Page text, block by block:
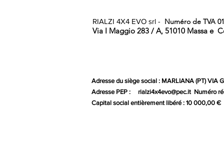
RIALZI 4X4 EVO srl - Numéro de TVA
Via I Maggio 283 / A, 51010 Massa e
Adresse du siège social : MARLIANA (PT) VIA
Adresse PEP :
rialzi4x4evo@pec.it Numéro
Capital social entièrement libéré : 10 000,00 €